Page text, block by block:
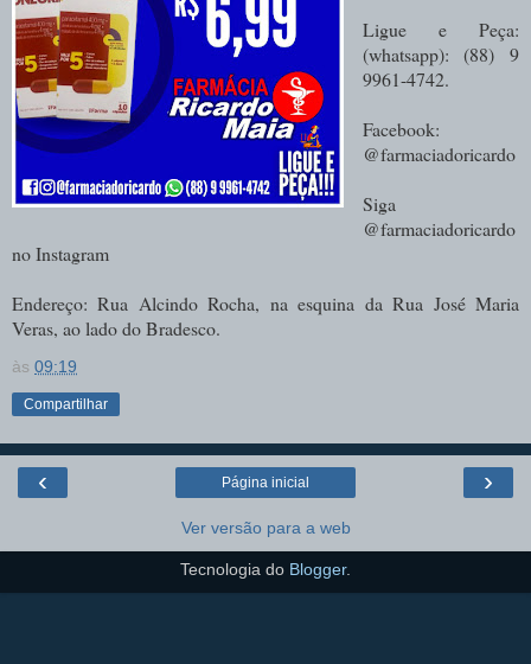
Ligue e Peça:
(whatsapp): (88) 9
9961-4742.
Facebook:
@farmaciadoricardo
Siga
@farmaciadoricardo
no Instagram
Endereço: Rua Alcindo Rocha, na esquina da Rua José Maria
Veras, ao lado do Bradesco.
às 09:19
Compartilhar
‹ ›
Página inicial
Ver versão para a web
Tecnologia do Blogger.